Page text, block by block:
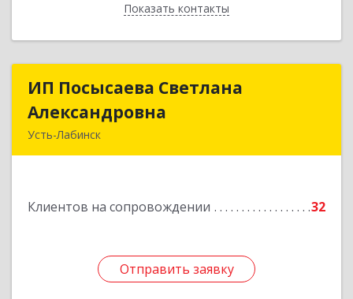
Показать контакты
Назад
ИП Посысаева Светлана
Александровна
Усть-Лабинск
Клиентов на сопровождении 32
Отправить заявку
ИП Посысаева Светлана
Подробнее
Отправить заявку